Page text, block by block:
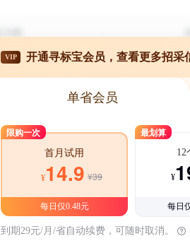
VIP 开通寻标宝会员，查看更多招采
单省会员
限购一次
首月试用
¥14.9 ¥39
每日仅0.48元
最划算
12
¥
每日
到期29元/月/省自动续费，可随时取消。